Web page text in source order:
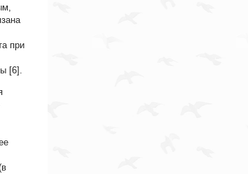
при
[6].